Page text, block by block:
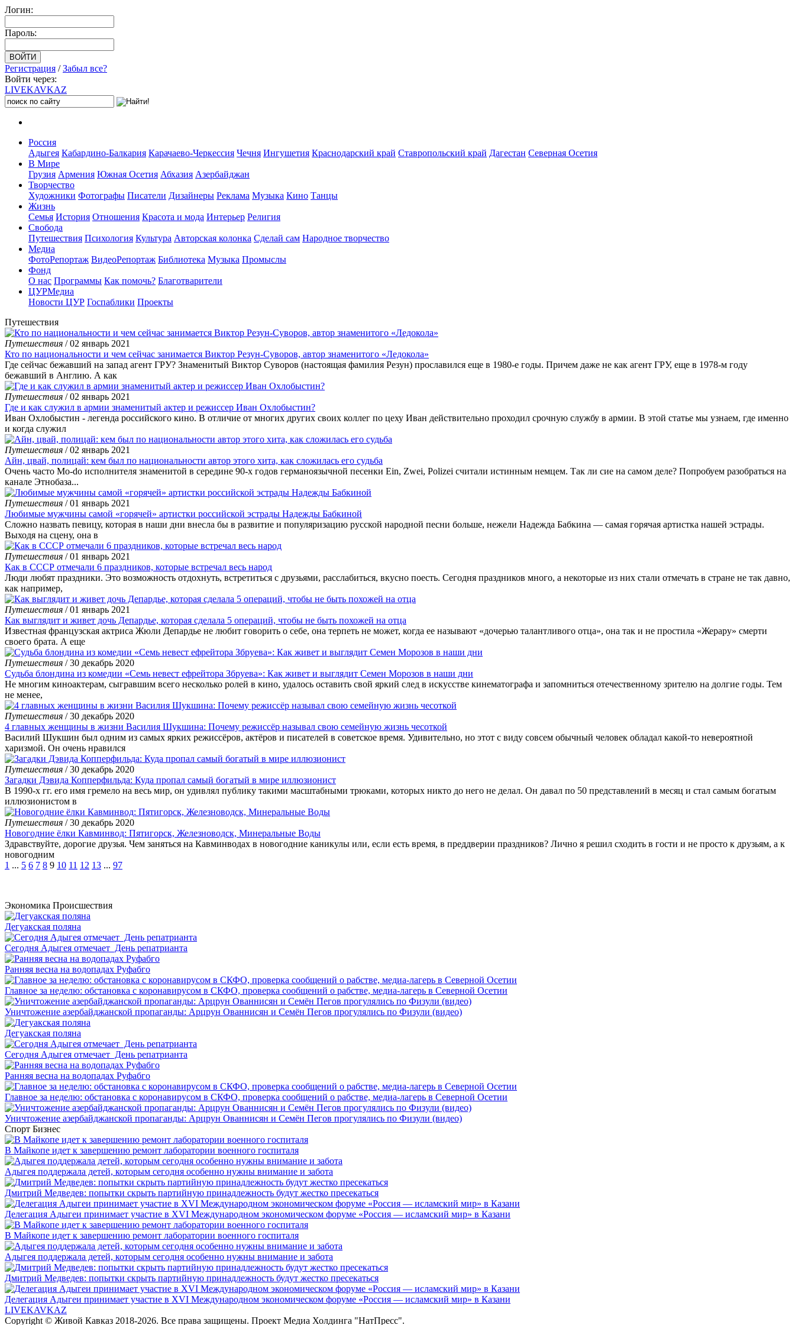
Логин:
Пароль:
Регистрация /Забыл все?
Войти через:
LIVEKAVKAZ
Россия
Адыгея Кабардино-Балкария Карачаево-Черкессия Чечня Ингушетия Краснодарский край Ставропольский край Дагестан Северная Осетия
В Мире
Грузия Армения Южная Осетия Абхазия Азербайджан
Творчество
Художники Фотографы Писатели Дизайнеры Реклама Музыка Кино Танцы
Жизнь
Семья История Отношения Красота и мода Интерьер Религия
Свобода
Путешествия Психология Культура Авторская колонка Сделай сам Народное творчество
Медиа
ФотоРепортаж ВидеоРепортаж Библиотека Музыка Промыслы
Фонд
О нас Программы Как помочь? Благотварители
ЦУРМедиа
Новости ЦУР Госпаблики Проекты
Путешествия
Путешествия / 02 январь 2021
Кто по национальности и чем сейчас занимается Виктор Резун-Суворов, автор знаменитого «Ледокола»
Где сейчас бежавший на запад агент ГРУ? Знаменитый Виктор Суворов (настоящая фамилия Резун) прославился еще в 1980-е годы. Причем даже не как агент ГРУ, еще в 1978-м году
бежавший в Англию. А как
Путешествия / 02 январь 2021
Где и как служил в армии знаменитый актер и режиссер Иван Охлобыстин?
Иван Охлобыстин - легенда российского кино. В отличие от многих других своих коллег по цеху Иван действительно проходил срочную службу в армии. В этой статье мы узнаем, где именно
и когда служил
Путешествия / 02 январь 2021
Айн, цвай, полицай: кем был по национальности автор этого хита, как сложилась его судьба
Очень часто Mo-do исполнителя знаменитой в середине 90-х годов германоязычной песенки Ein, Zwei, Polizei считали истинным немцем. Так ли сие на самом деле? Попробуем разобраться на
канале Этнобаза...
Путешествия / 01 январь 2021
Любимые мужчины самой «горячей» артистки российской эстрады Надежды Бабкиной
Сложно назвать певицу, которая в наши дни внесла бы в развитие и популяризацию русской народной песни больше, нежели Надежда Бабкина — самая горячая артистка нашей эстрады.
Выходя на сцену, она в
Путешествия / 01 январь 2021
Как в СССР отмечали 6 праздников, которые встречал весь народ
Люди любят праздники. Это возможность отдохнуть, встретиться с друзьями, расслабиться, вкусно поесть. Сегодня праздников много, а некоторые из них стали отмечать в стране не так давно,
как например,
Путешествия / 01 январь 2021
Как выглядит и живет дочь Депардье, которая сделала 5 операций, чтобы не быть похожей на отца
Известная французская актриса Жюли Депардье не любит говорить о себе, она терпеть не может, когда ее называют «дочерью талантливого отца», она так и не простила «Жерару» смерти
своего брата. А еще
Путешествия / 30 декабрь 2020
Судьба блондина из комедии «Семь невест ефрейтора Збруева»: Как живет и выглядит Семен Морозов в наши дни
Не многим киноактерам, сыгравшим всего несколько ролей в кино, удалось оставить свой яркий след в искусстве кинематографа и запомниться отечественному зрителю на долгие годы. Тем
не менее,
Путешествия / 30 декабрь 2020
4 главных женщины в жизни Василия Шукшина: Почему режиссёр называл свою семейную жизнь чесоткой
Василий Шукшин был одним из самых ярких режиссёров, актёров и писателей в советское время. Удивительно, но этот с виду совсем обычный человек обладал какой-то невероятной
харизмой. Он очень нравился
Путешествия / 30 декабрь 2020
Загадки Дэвида Копперфильда: Куда пропал самый богатый в мире иллюзионист
В 1990-х гг. его имя гремело на весь мир, он удивлял публику такими масштабными трюками, которых никто до него не делал. Он давал по 50 представлений в месяц и стал самым богатым
иллюзионистом в
Путешествия / 30 декабрь 2020
Новогодние ёлки Кавминвод: Пятигорск, Железноводск, Минеральные Воды
Здравствуйте, дорогие друзья. Чем заняться на Кавминводах в новогодние каникулы или, если есть время, в преддверии праздников? Лично я решил сходить в гости и не просто к друзьям, а к
новогодним
1 ... 5 6 7 8 9 10 11 12 13 ... 97
Экономика Происшествия
Дегуакская поляна
Сегодня Адыгея отмечает День репатрианта
Ранняя весна на водопадах Руфабго
Главное за неделю: обстановка с коронавирусом в СКФО, проверка сообщений о рабстве, медиа-лагерь в Северной Осетии
Уничтожение азербайджанской пропаганды: Арцрун Ованнисян и Семён Пегов прогулялись по Физули (видео)
Дегуакская поляна
Сегодня Адыгея отмечает День репатрианта
Ранняя весна на водопадах Руфабго
Главное за неделю: обстановка с коронавирусом в СКФО, проверка сообщений о рабстве, медиа-лагерь в Северной Осетии
Уничтожение азербайджанской пропаганды: Арцрун Ованнисян и Семён Пегов прогулялись по Физули (видео)
Спорт Бизнес
В Майкопе идет к завершению ремонт лаборатории военного госпиталя
Адыгея поддержала детей, которым сегодня особенно нужны внимание и забота
Дмитрий Медведев: попытки скрыть партийную принадлежность будут жестко пресекаться
Делегация Адыгеи принимает участие в XVI Международном экономическом форуме «Россия — исламский мир» в Казани
В Майкопе идет к завершению ремонт лаборатории военного госпиталя
Адыгея поддержала детей, которым сегодня особенно нужны внимание и забота
Дмитрий Медведев: попытки скрыть партийную принадлежность будут жестко пресекаться
Делегация Адыгеи принимает участие в XVI Международном экономическом форуме «Россия — исламский мир» в Казани
LIVEKAVKAZ
Copyright © Живой Кавказ 2018-2026. Все права защищены. Проект Медиа Холдинга "НатПресс".